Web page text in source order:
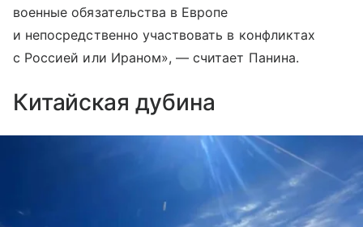
военные обязательства в Европе
и непосредственно участвовать в конфликтах
с Россией или Ираном», — считает Панина.
Китайская дубина